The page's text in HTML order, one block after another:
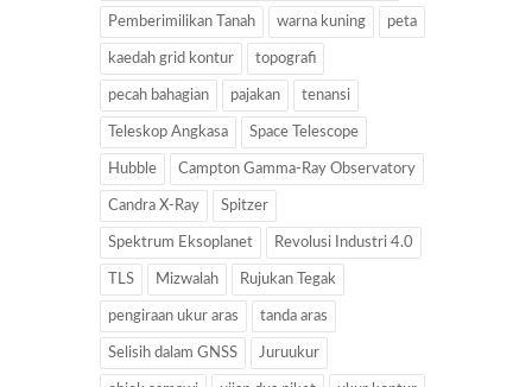
Pemberimilikan Tanah warna kuning peta
kaedah grid kontur topografi
pecah bahagian pajakan tenansi
Teleskop Angkasa Space Telescope
Hubble Campton Gamma-Ray Observatory
Candra X-Ray Spitzer
Spektrum Eksoplanet Revolusi Industri 4.0
TLS Mizwalah Rujukan Tegak
pengiraan ukur aras tanda aras
Selisih dalam GNSS Juruukur